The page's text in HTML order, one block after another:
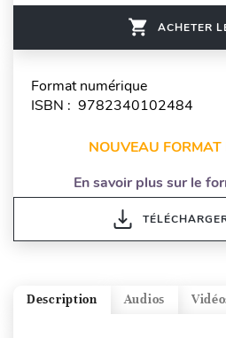
ACHETER
Format numérique
ISBN : 9782340102484
NOUVEAU FORMAT
En savoir plus sur le
Audios
Description